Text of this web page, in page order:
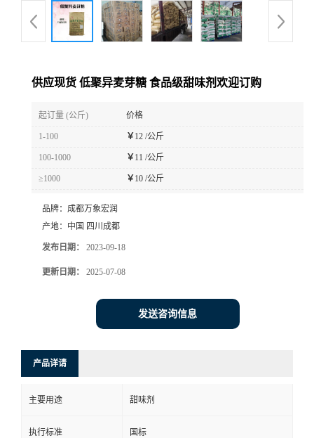
供应现货 低聚异麦芽糖 食品级甜味剂欢迎订购
起订量 (公斤) 价格
1-100 ￥ 12 /公斤
100-1000 ￥ 11 /公斤
≥1000 ￥ 10 /公斤
品牌： 成都万象宏润
产地： 中国 四川成都
发布日期： 2023-09-18
更新日期： 2025-07-08
发送咨询信息
产品详请
主要用途 甜味剂
执行标准 国标